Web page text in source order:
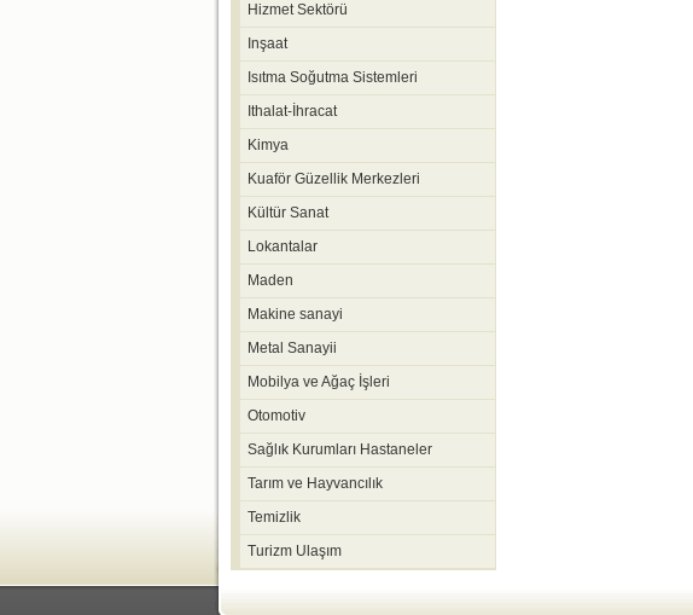
Hizmet Sektörü
Inşaat
Isıtma Soğutma Sistemleri
Ithalat-İhracat
Kimya
Kuaför Güzellik Merkezleri
Kültür Sanat
Lokantalar
Maden
Makine sanayi
Metal Sanayii
Mobilya ve Ağaç İşleri
Otomotiv
Sağlık Kurumları Hastaneler
Tarım ve Hayvancılık
Temizlik
Turizm Ulaşım